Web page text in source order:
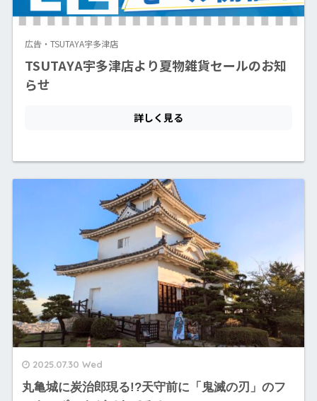
2025.07.30 Wed
丸亀城に炭治郎現る!?天守前に「鬼滅の刃」のフ